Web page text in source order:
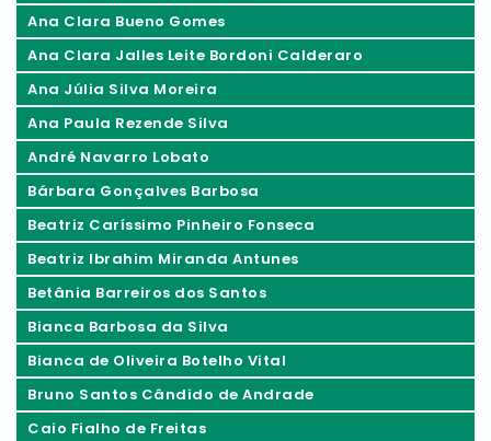
Ana Clara Bueno Gomes
Ana Clara Jalles Leite Bordoni Calderaro
Ana Júlia Silva Moreira
Ana Paula Rezende Silva
André Navarro Lobato
Bárbara Gonçalves Barbosa
Beatriz Caríssimo Pinheiro Fonseca
Beatriz Ibrahim Miranda Antunes
Betânia Barreiros dos Santos
Bianca Barbosa da Silva
Bianca de Oliveira Botelho Vital
Bruno Santos Cândido de Andrade
Caio Fialho de Freitas